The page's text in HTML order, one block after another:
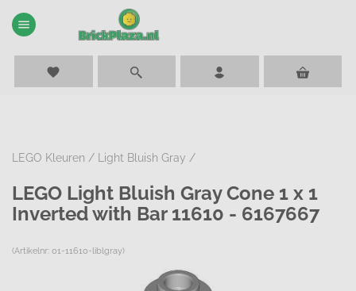
menu
favorite
LEGO Kleuren / Light Bluish Gray /
LEGO Light Bluish Gray Cone 1 x 1
Inverted with Bar 11610 - 6167667
(Artikelnr: 01-11610-liblgray)